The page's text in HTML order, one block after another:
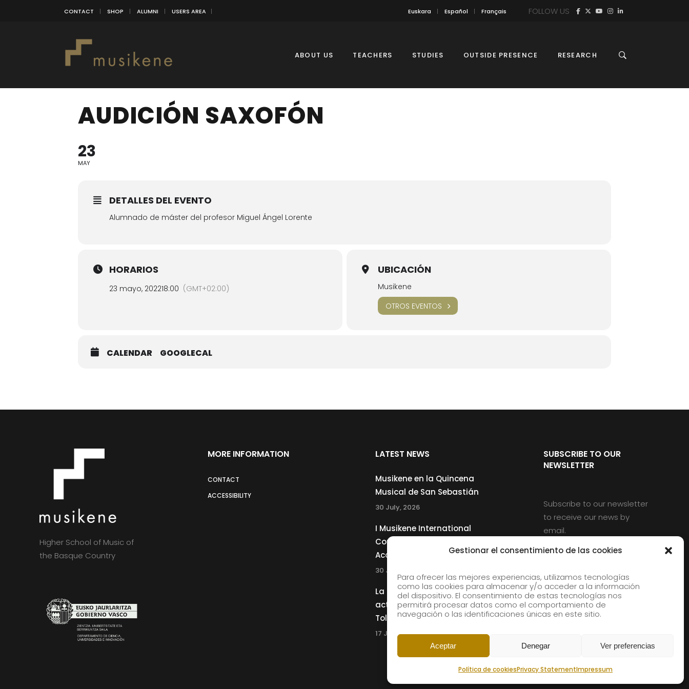
Gestionar el consentimiento de las cookies
Para ofrecer las mejores experiencias, utilizamos tecnologías
como las cookies para almacenar y/o acceder a la información
del dispositivo. El consentimiento de estas tecnologías nos
permitirá procesar datos como el comportamiento de
navegación o las identificaciones únicas en este sitio.
Aceptar Denegar Ver preferencias
Política de cookiesPrivacy StatementImpressum
CONTACT SHOP ALUMNI USERS AREA Euskara Español Français FOLLOW US
ABOUT US TEACHERS STUDIES OUTSIDE PRESENCE RESEARCH
AUDICIÓN SAXOFÓN
23
MAY
DETALLES DEL EVENTO
Alumnado de máster del profesor Miguel Ángel Lorente
HORARIOS
23 mayo, 202218:00 (GMT+02:00)
UBICACIÓN
Musikene
OTROS EVENTOS
CALENDAR GOOGLECAL
Higher School of Music of
the Basque Country
MORE INFORMATION
CONTACT
ACCESSIBILITY
LATEST NEWS
Musikene en la Quincena
Musical de San Sebastián
30 July, 2026
I Musikene International
Competition for Young
Accordionists
30 July, 2026
La Musikene Big Band
actuará junto a Charles
Tolliver en el 61 Jazzaldia
17 July, 2026
SUBSCRIBE TO OUR
NEWSLETTER
Subscribe to our newsletter
to receive our news by
email.